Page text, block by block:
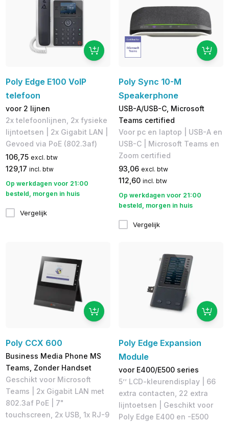
Poly Edge E100 VoIP
telefoon
voor 2 lijnen
2x telefoonlijnen, 2x fysieke
lijntoetsen | 2x Gigabit LAN |
Gevoed via PoE (802.3af)
106,75 excl. btw
129,17 incl. btw
Op werkdagen voor 21:00
besteld, morgen in huis
Vergelijk
Poly Sync 10-M
Speakerphone
USB-A/USB-C, Microsoft
Teams certified
Voor pc en laptop | USB-A en
USB-C | Microsoft Teams en
Zoom certified
93,06 excl. btw
112,60 incl. btw
Op werkdagen voor 21:00
besteld, morgen in huis
Vergelijk
Poly CCX 600
Business Media Phone MS
Teams, Zonder Handset
Geschikt voor Microsoft
Teams | 2x Gigabit LAN met
802.3af PoE | 7​"
touchscreen, 2x USB, 1x RJ-9
Poly Edge Expansion
Module
voor E400/E500 series
5’’ LCD-kleurendisplay | 66
extra contacten, 22 extra
lijntoetsen | Geschikt voor
Poly Edge E400 en -E500